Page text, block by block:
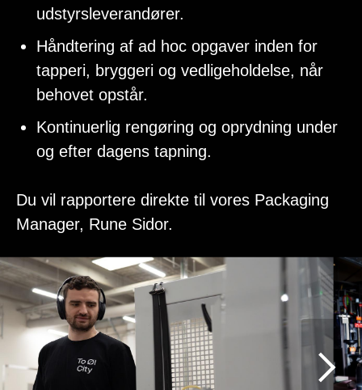
udstyrsleverandører.
Håndtering af ad hoc opgaver inden for
tapperi, bryggeri og vedligeholdelse, når
behovet opstår.
Kontinuerlig rengøring og oprydning under
og efter dagens tapning.
Du vil rapportere direkte til vores Packaging
Manager, Rune Sidor.